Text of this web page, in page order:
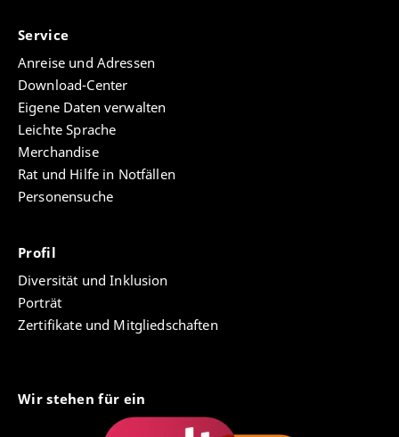
Service
Anreise und Adressen
Download-Center
Eigene Daten verwalten
Leichte Sprache
Merchandise
Rat und Hilfe in Notfällen
Personensuche
Profil
Diversität und Inklusion
Porträt
Zertifikate und Mitgliedschaften
Wir stehen für ein